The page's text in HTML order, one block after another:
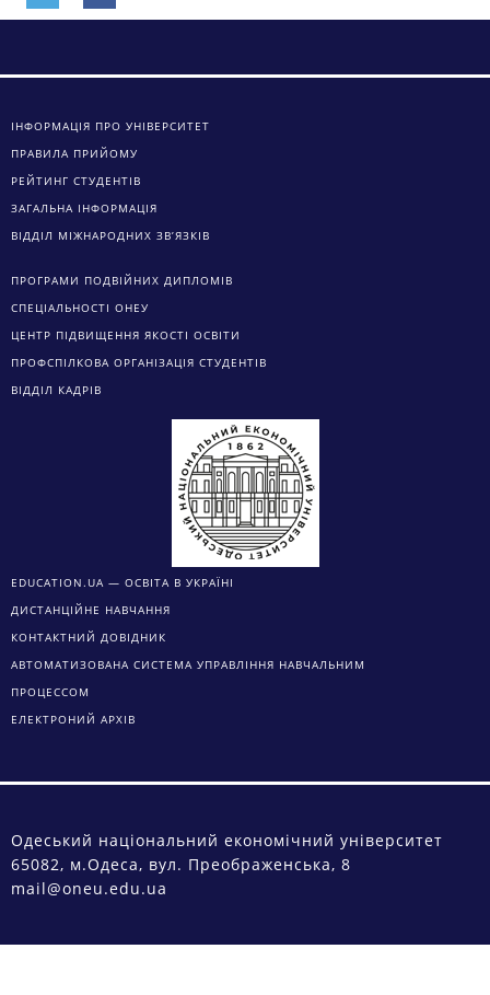
ІНФОРМАЦІЯ ПРО УНІВЕРСИТЕТ
ПРАВИЛА ПРИЙОМУ
РЕЙТИНГ СТУДЕНТІВ
ЗАГАЛЬНА ІНФОРМАЦІЯ
ВІДДІЛ МІЖНАРОДНИХ ЗВ’ЯЗКІВ
ПРОГРАМИ ПОДВІЙНИХ ДИПЛОМІВ
СПЕЦІАЛЬНОСТІ ОНЕУ
ЦЕНТР ПІДВИЩЕННЯ ЯКОСТІ ОСВІТИ
ПРОФСПІЛКОВА ОРГАНІЗАЦІЯ СТУДЕНТІВ
ВІДДІЛ КАДРІВ
EDUCATION.UA — ОСВІТА В УКРАЇНІ
ДИСТАНЦІЙНЕ НАВЧАННЯ
КОНТАКТНИЙ ДОВІДНИК
АВТОМАТИЗОВАНА СИСТЕМА УПРАВЛІННЯ НАВЧАЛЬНИМ
ПРОЦЕССОМ
ЕЛЕКТРОНИЙ АРХІВ
Одеський національний економічний університет
65082, м.Одеса, вул. Преображенська, 8
mail@oneu.edu.ua